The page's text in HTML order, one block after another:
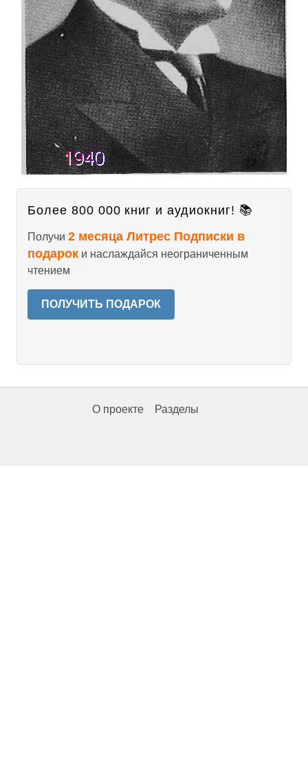
Более 800 000 книг и аудиокниг! 📚
Получи 2 месяца Литрес Подписки в
подарок и наслаждайся неограниченным
чтением
ПОЛУЧИТЬ ПОДАРОК
О проекте Разделы